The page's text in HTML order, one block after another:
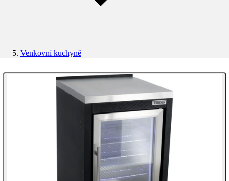
Venkovní kuchyně